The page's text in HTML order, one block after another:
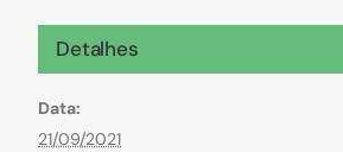
Microcrédito
Para MEI, microempresas e pessoas físicas
(feirantes e transportes)
Detalhes
Data:
21/09/2021